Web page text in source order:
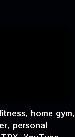
, home gym,
, personal